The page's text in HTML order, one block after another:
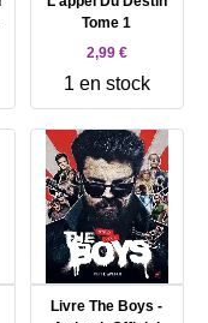
Tome 1
2,99 €
1 en stock
Livre The Boys -